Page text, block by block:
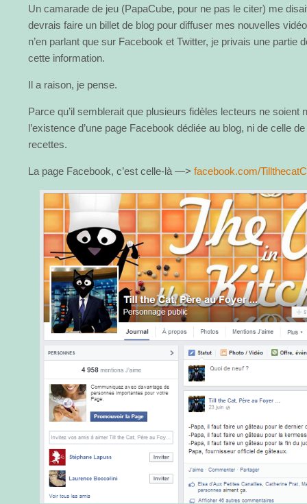
Un camarade de jeu (PapaCube, pour ne pas le citer) me
devrais faire un billet de blog pour diffuser mes nouvelles
n’en parlant que sur Facebook et Twitter, je privais une partie
cette information.
Il a raison, je pense.
Parce qu’il semblerait que plusieurs fidèles lecteurs ne soient
l’existence d’une page Facebook dédiée au blog, ni de celle
recettes.
La page Facebook, c’est celle-là —> facebook.com/